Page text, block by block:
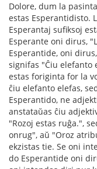
Dolore, dum la
estas Esperantidisto.
Esperantaj sufiksoj
Esperante oni dirus,
Esperantide, oni
signifas "Ĉiu elefanto
estas foriginta for la
ĉiu elefanto elefas,
Esperantido, ne
anstataŭas ĉiu
"Rozoj estas ruĝa.",
onrug", aŭ "Oroz
ekzistas tie. Se oni
do Esperantide oni